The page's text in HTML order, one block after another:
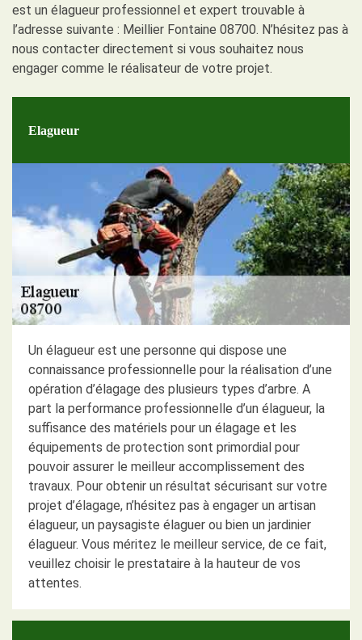
est un élagueur professionnel et expert trouvable à
l’adresse suivante : Meillier Fontaine 08700. N’hésitez pas à
nous contacter directement si vous souhaitez nous
engager comme le réalisateur de votre projet.
Elagueur
Un élagueur est une personne qui dispose une
connaissance professionnelle pour la réalisation d’une
opération d’élagage des plusieurs types d’arbre. A
part la performance professionnelle d’un élagueur, la
suffisance des matériels pour un élagage et les
équipements de protection sont primordial pour
pouvoir assurer le meilleur accomplissement des
travaux. Pour obtenir un résultat sécurisant sur votre
projet d’élagage, n’hésitez pas à engager un artisan
élagueur, un paysagiste élaguer ou bien un jardinier
élagueur. Vous méritez le meilleur service, de ce fait,
veuillez choisir le prestataire à la hauteur de vos
attentes.